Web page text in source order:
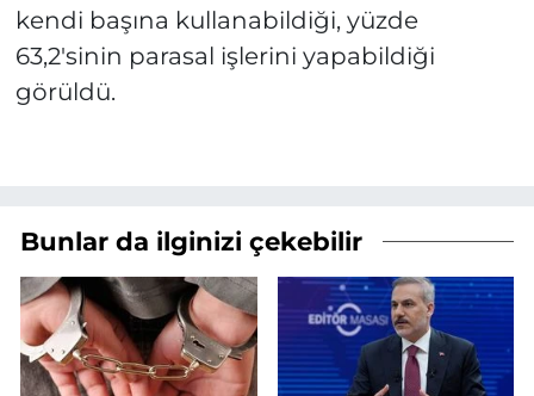
kendi başına kullanabildiği, yüzde
63,2'sinin parasal işlerini yapabildiği
görüldü.
Bunlar da ilginizi çekebilir